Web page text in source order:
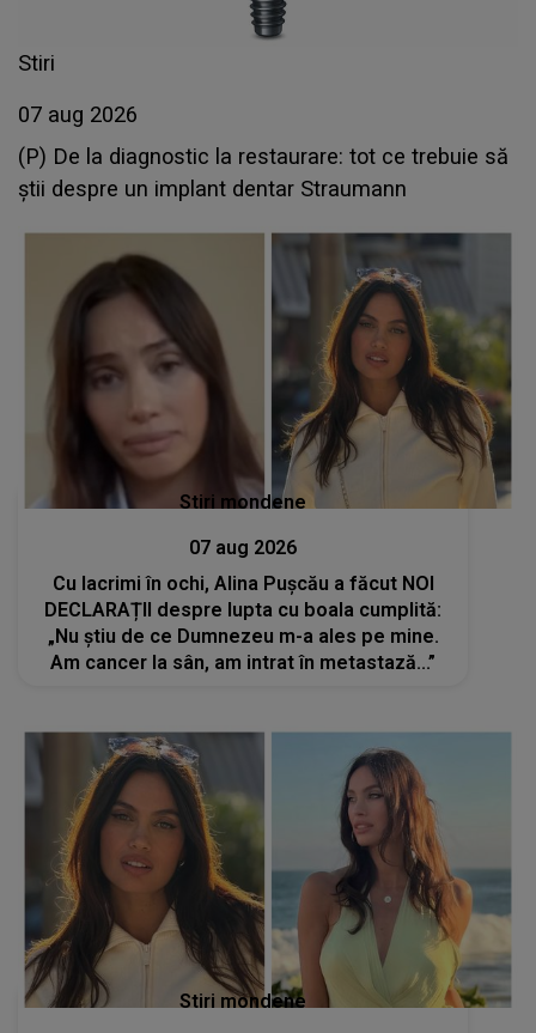
Stiri
07 aug 2026
(P) De la diagnostic la restaurare: tot ce trebuie să
știi despre un implant dentar Straumann
Stiri mondene
07 aug 2026
Cu lacrimi în ochi, Alina Pușcău a făcut NOI
DECLARAȚII despre lupta cu boala cumplită:
„Nu știu de ce Dumnezeu m-a ales pe mine.
Am cancer la sân, am intrat în metastază...”
Stiri mondene